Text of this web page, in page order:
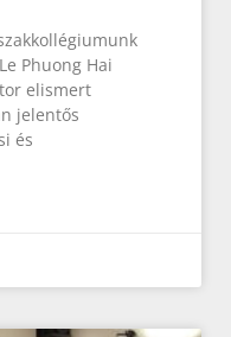
Phuong Hai
elismert
jelentős
és